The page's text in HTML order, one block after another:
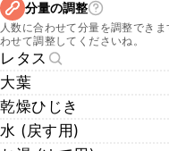
分量の調整
人数に合わせて分量を調整でき
わせて調整してくださいね。
レタス
大葉
乾燥ひじき
水 (戻す用)